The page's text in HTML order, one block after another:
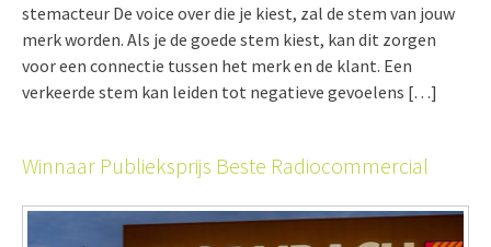
stemacteur De voice over die je kiest, zal de stem van jouw
merk worden. Als je de goede stem kiest, kan dit zorgen
voor een connectie tussen het merk en de klant. Een
verkeerde stem kan leiden tot negatieve gevoelens […]
Winnaar Publieksprijs Beste Radiocommercial